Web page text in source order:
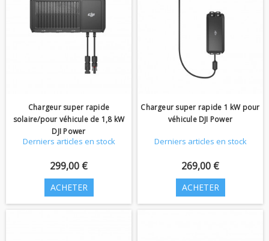
Chargeur super rapide
solaire/pour véhicule de 1,8 kW
DJI Power
Derniers articles en stock
299,00 €
ACHETER
Chargeur super rapide 1 kW pour
véhicule DJI Power
Derniers articles en stock
269,00 €
ACHETER